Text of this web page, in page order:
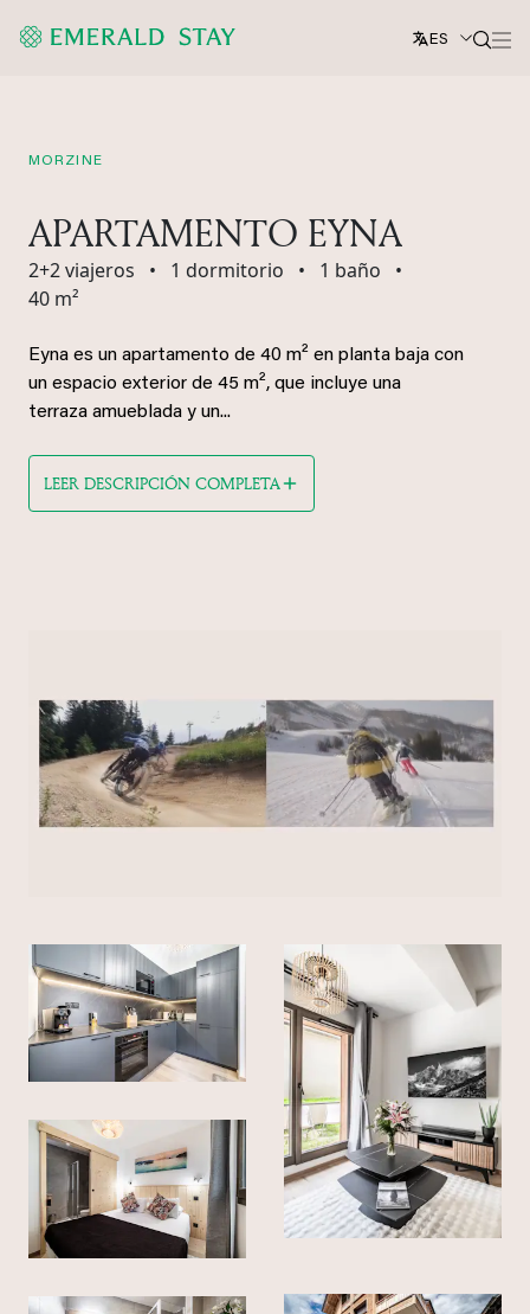
ES
MORZINE
APARTAMENTO EYNA
2+2 viajeros • 1 dormitorio • 1 baño
•
40 m²
Eyna es un apartamento de 40 m² en planta baja con
un espacio exterior de 45 m², que incluye una
terraza amueblada y un...
LEER DESCRIPCIÓN COMPLETA